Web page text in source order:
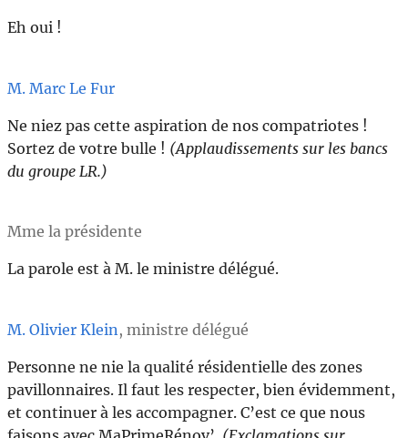
Eh oui !
M. Marc Le Fur
Ne niez pas cette aspiration de nos compatriotes !
Sortez de votre bulle ! (Applaudissements sur les bancs
du groupe LR.)
Mme la présidente
La parole est à M. le ministre délégué.
M. Olivier Klein , ministre délégué
Personne ne nie la qualité résidentielle des zones
pavillonnaires. Il faut les respecter, bien évidemment,
et continuer à les accompagner. C’est ce que nous